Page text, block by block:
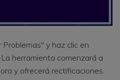
y haz clic en
herramienta comenzará a
y ofrecerá rectificaciones.